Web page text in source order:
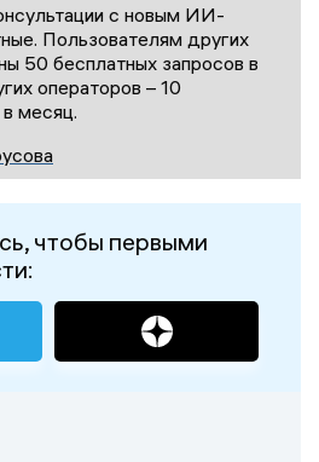
с новым ИИ-
Пользователям других
50 бесплатных запросов в
операторов – 10
месяц.
чтобы первыми